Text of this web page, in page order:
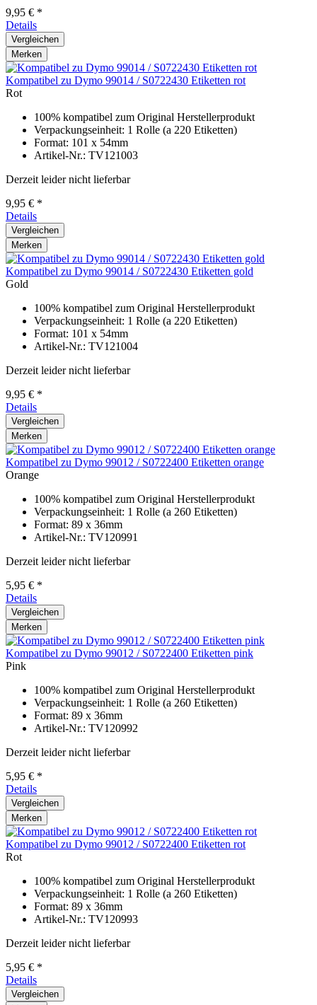
9,95 € *
Details
Vergleichen
Merken
Kompatibel zu Dymo 99014 / S0722430 Etiketten rot
Rot
100% kompatibel zum Original Herstellerprodukt
Verpackungseinheit: 1 Rolle (a 220 Etiketten)
Format: 101 x 54mm
Artikel-Nr.: TV121003
Derzeit leider nicht lieferbar
9,95 € *
Details
Vergleichen
Merken
Kompatibel zu Dymo 99014 / S0722430 Etiketten gold
Gold
100% kompatibel zum Original Herstellerprodukt
Verpackungseinheit: 1 Rolle (a 220 Etiketten)
Format: 101 x 54mm
Artikel-Nr.: TV121004
Derzeit leider nicht lieferbar
9,95 € *
Details
Vergleichen
Merken
Kompatibel zu Dymo 99012 / S0722400 Etiketten orange
Orange
100% kompatibel zum Original Herstellerprodukt
Verpackungseinheit: 1 Rolle (a 260 Etiketten)
Format: 89 x 36mm
Artikel-Nr.: TV120991
Derzeit leider nicht lieferbar
5,95 € *
Details
Vergleichen
Merken
Kompatibel zu Dymo 99012 / S0722400 Etiketten pink
Pink
100% kompatibel zum Original Herstellerprodukt
Verpackungseinheit: 1 Rolle (a 260 Etiketten)
Format: 89 x 36mm
Artikel-Nr.: TV120992
Derzeit leider nicht lieferbar
5,95 € *
Details
Vergleichen
Merken
Kompatibel zu Dymo 99012 / S0722400 Etiketten rot
Rot
100% kompatibel zum Original Herstellerprodukt
Verpackungseinheit: 1 Rolle (a 260 Etiketten)
Format: 89 x 36mm
Artikel-Nr.: TV120993
Derzeit leider nicht lieferbar
5,95 € *
Details
Vergleichen